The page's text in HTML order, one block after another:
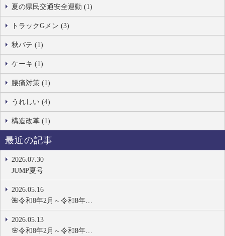
夏の県民交通安全運動 (1)
トラックGメン (3)
秋バテ (1)
ケーキ (1)
腰痛対策 (1)
うれしい (4)
構造改革 (1)
最近の記事
2026.07.30
JUMP夏号
2026.05.16
🌺令和8年2月～令和8年…
2026.05.13
🌸令和8年2月～令和8年…